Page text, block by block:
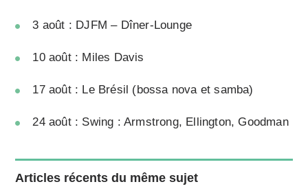
3 août : DJFM – Dîner-Lounge
10 août : Miles Davis
17 août : Le Brésil (bossa nova et samba)
24 août : Swing : Armstrong, Ellington, Goodman
Articles récents du même sujet